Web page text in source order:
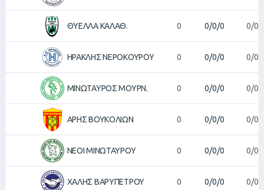
ΘΥΕΛΛΑ ΚΑΛΑΘ. 0 0/0/0 0/0
ΗΡΑΚΛΗΣ ΝΕΡΟΚΟΥΡΟΥ 0 0/0/0 0/0
ΜΙΝΩΤΑΥΡΟΣ ΜΟΥΡΝ. 0 0/0/0 0/0
ΑΡΗΣ ΒΟΥΚΟΛΙΩΝ 0 0/0/0 0/0
ΝΕΟΙ ΜΙΝΩΤΑΥΡΟΥ 0 0/0/0 0/0
ΧΑΛΗΣ ΒΑΡΥΠΕΤΡΟΥ 0 0/0/0 0/0